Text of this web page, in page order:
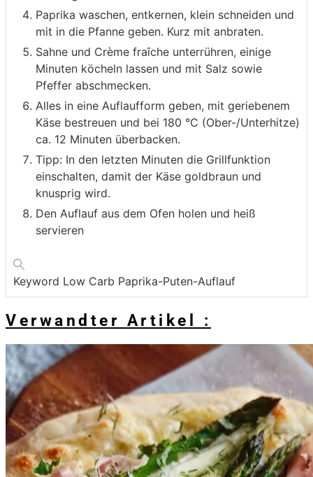
Paprika waschen, entkernen, klein schneiden und
mit in die Pfanne geben. Kurz mit anbraten.
Sahne und Crème fraîche unterrühren, einige
Minuten köcheln lassen und mit Salz sowie
Pfeffer abschmecken.
Alles in eine Auflaufform geben, mit geriebenem
Käse bestreuen und bei 180 °C (Ober-/Unterhitze)
ca. 12 Minuten überbacken.
Tipp: In den letzten Minuten die Grillfunktion
einschalten, damit der Käse goldbraun und
knusprig wird.
Den Auflauf aus dem Ofen holen und heiß
servieren
Keyword Low Carb Paprika-Puten-Auflauf
Verwandter Artikel :